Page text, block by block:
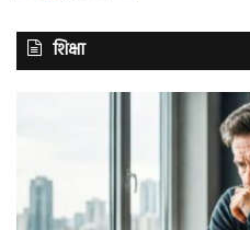
शिक्षा